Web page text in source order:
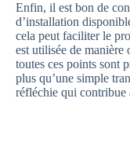
Enfin, il est bon de
d’installation
cela peut faciliter le
est utilisée de manière
toutes ces points sont
plus qu’une simple
réfléchie qui contribue